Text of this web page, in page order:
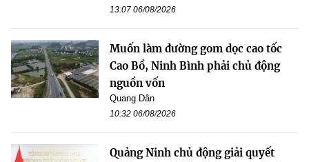
13:07 06/08/2026
Muốn làm đường gom dọc cao tốc
Cao Bồ, Ninh Bình phải chủ động
nguồn vốn
Quang Dân
10:32 06/08/2026
Quảng Ninh chủ động giải quyết